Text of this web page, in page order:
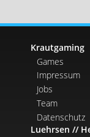
Krautgaming
Games
Impressum
Jobs
Team
Datenschutz
Luehrsen //